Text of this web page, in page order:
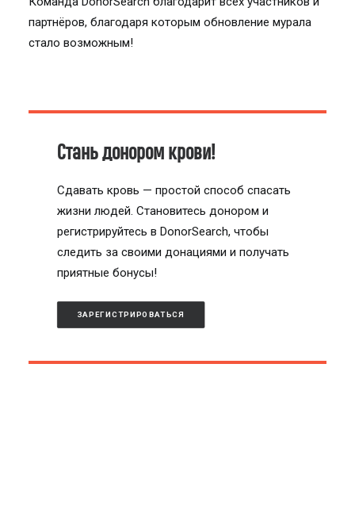
партнёров, благодаря которым обновление мурала
стало возможным!
Стань донором крови!
Сдавать кровь — простой способ спасать
жизни людей. Становитесь донором и
регистрируйтесь в DonorSearch, чтобы
следить за своими донациями и получать
приятные бонусы!
ЗАРЕГИСТРИРОВАТЬСЯ